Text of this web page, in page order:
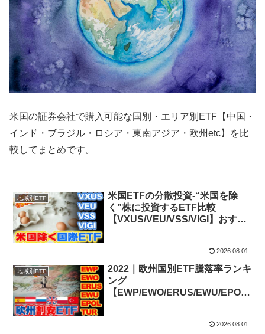
米国の証券会社で購入可能な国別・エリア別ETF【中国・
インド・ブラジル・ロシア・東南アジア・欧州etc】を比
較してまとめです。
地域別ETF
米国ETFの分散投資-“米国を除
く”株に投資するETF比較
【VXUS/VEU/VSS/VIGI】おすす
2026.08.01
地域別ETF
2022｜欧州国別ETF騰落率ランキ
ング
【EWP/EWO/ERUS/EWU/EPOL/
2026.08.01